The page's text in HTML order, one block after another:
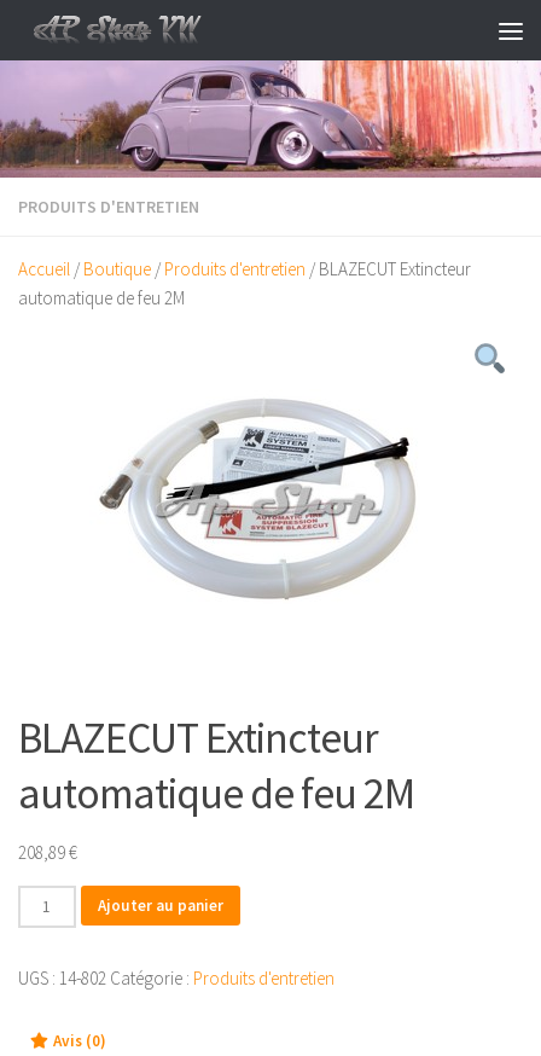
Skip to content
PRODUITS D'ENTRETIEN
Accueil / Boutique / Produits d'entretien / BLAZECUT Extincteur
automatique de feu 2M
BLAZECUT Extincteur
automatique de feu 2M
208,89€
quantité
de
Extincteur
de
Ajouter au panier
UGS : 14-802 Catégorie : Produits d'entretien
Avis (0)